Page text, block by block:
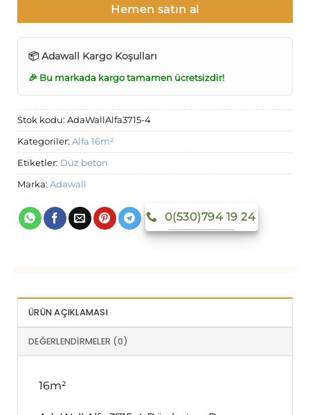
Hemen satın al
📦 Adawall Kargo Koşulları
🎉 Bu markada kargo tamamen ücretsizdir!
Stok kodu: AdaWallAlfa3715-4
Kategoriler: Alfa 16m²
Etiketler: Düz beton
Marka: Adawall
0(530)794 19 24
ÜRÜN AÇIKLAMASI
DEĞERLENDIRMELER (0)
16m²